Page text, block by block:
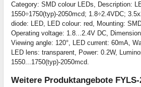
Category: SMD colour LEDs, Description:
1550÷1750(typ)-2050mcd; 1.8÷2.4VDC;
diode: LED, LED colour: red, Mounting:
Operating voltage: 1.8...2.4V DC,
Viewing angle: 120°, LED current: 60mA,
LED lens: transparent, Power: 0.2W,
1550...1750(typ)-2050mcd.
Weitere Produktangebote FYLS-